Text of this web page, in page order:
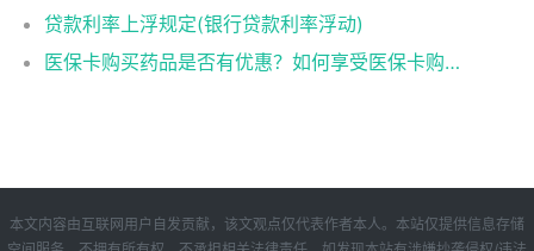
贷款利率上浮规定(银行贷款利率浮动)
医保卡购买药品是否有优惠？如何享受医保卡购药优惠？
本文内容由互联网用户自发贡献，该文观点仅代表作者本人。本站仅提供信息存储